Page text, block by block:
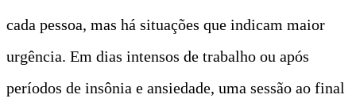
cada pessoa, mas há situações que indicam maior
urgência. Em dias intensos de trabalho ou após
períodos de insônia e ansiedade, uma sessão ao final